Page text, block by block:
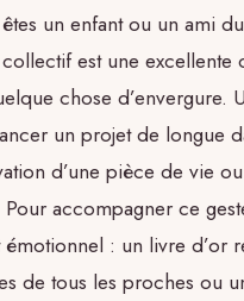
un enfant ou un ami
est une excellente
chose d’envergure.
un projet de longue
d’une pièce de vie
Pour accompagner ce
: un livre d’or
de tous les proches ou